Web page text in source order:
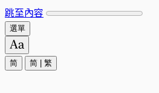
跳至內容
選單
简 简 繁